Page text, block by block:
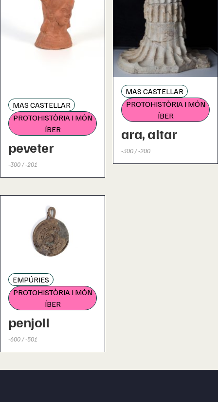
MAS CASTELLAR
PROTOHISTÒRIA I MÓN
ÍBER
peveter
-300 / -201
MAS CASTELLAR
PROTOHISTÒRIA I MÓN
ÍBER
ara, altar
-300 / -200
EMPÚRIES
PROTOHISTÒRIA I MÓN
ÍBER
penjoll
-600 / -501